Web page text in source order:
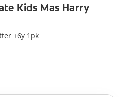
Kids Mas Harry
+6y 1pk